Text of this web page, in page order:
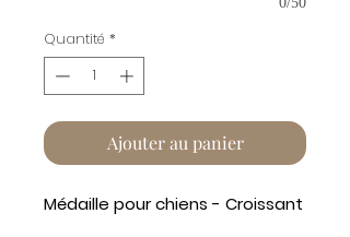
Quantité *
Ajouter au panier
Médaille pour chiens - Croissant